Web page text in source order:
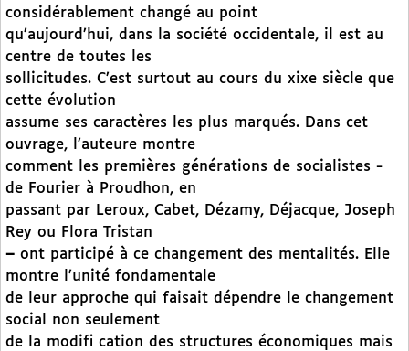
considérablement changé au point
qu’aujourd’hui, dans la société occidentale, il est au
centre de toutes les
sollicitudes. C’est surtout au cours du xixe siècle que
cette évolution
assume ses caractères les plus marqués. Dans cet
ouvrage, l’auteure montre
comment les premières générations de socialistes -
de Fourier à Proudhon, en
passant par Leroux, Cabet, Dézamy, Déjacque, Joseph
Rey ou Flora Tristan
– ont participé à ce changement des mentalités. Elle
montre l’unité fondamentale
de leur approche qui faisait dépendre le changement
social non seulement
de la modifi cation des structures économiques mais